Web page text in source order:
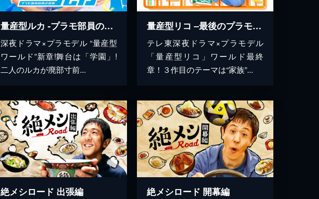
量産型ルカ -プラモ部員の青き逆襲-
深夜ドラマ×プラモデル “量産型
ワールド”新章!舞台は「学園」!
二人のルカが廃部寸前...
量産型リコ –最後のプラモ女子の人生組み立て記-
テレ東深夜ドラマ×プラモデル
「量産型リコ」ワールド最終
章！３作目のテーマは“家族”...
絶メシロード 出張編 絶メシロード 開幕編